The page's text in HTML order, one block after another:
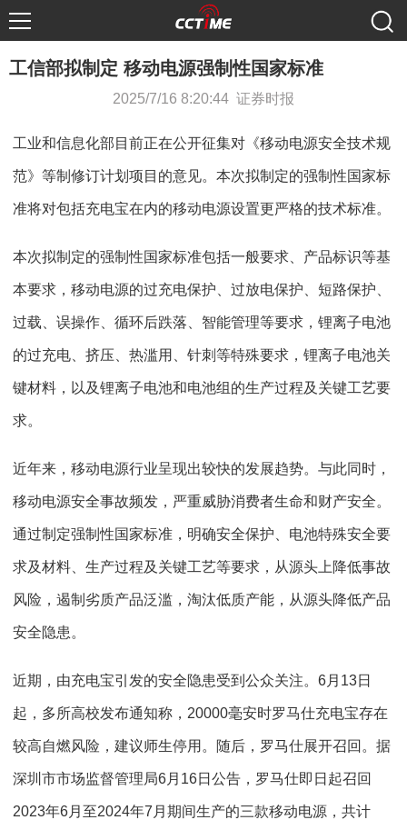
工信部拟制定 移动电源强制性国家标准
2025/7/16 8:20:44 证券时报
工业和信息化部目前正在公开征集对《移动电源安全技术规
范》等制修订计划项目的意见。本次拟制定的强制性国家标
准将对包括充电宝在内的移动电源设置更严格的技术标准。
本次拟制定的强制性国家标准包括一般要求、产品标识等基
本要求，移动电源的过充电保护、过放电保护、短路保护、
过载、误操作、循环后跌落、智能管理等要求，锂离子电池
的过充电、挤压、热滥用、针刺等特殊要求，锂离子电池关
键材料，以及锂离子电池和电池组的生产过程及关键工艺要
求。
近年来，移动电源行业呈现出较快的发展趋势。与此同时，
移动电源安全事故频发，严重威胁消费者生命和财产安全。
通过制定强制性国家标准，明确安全保护、电池特殊安全要
求及材料、生产过程及关键工艺等要求，从源头上降低事故
风险，遏制劣质产品泛滥，淘汰低质产能，从源头降低产品
安全隐患。
近期，由充电宝引发的安全隐患受到公众关注。6月13日
起，多所高校发布通知称，20000毫安时罗马仕充电宝存在
较高自燃风险，建议师生停用。随后，罗马仕展开召回。据
深圳市市场监督管理局6月16日公告，罗马仕即日起召回
2023年6月至2024年7月期间生产的三款移动电源，共计